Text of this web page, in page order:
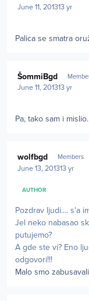
June 11, 201313 yr
Palica se smatra
ŠommiBgd
June 11, 201313 yr
Pa, tako sam i
wolfbgd Members
June 13, 201313 yr
AUTHOR
Pozdrav ljudi.... s'a
Jel neko nabasao
putujemo?
A gde ste vi? Eno
odgovori!!!
Malo smo